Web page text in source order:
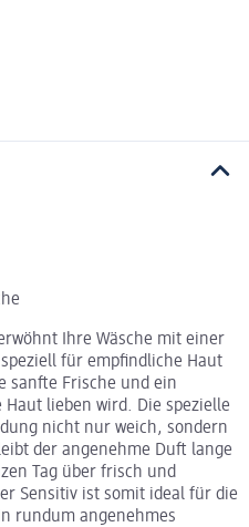
Ihre Wäsche mit einer
für empfindliche Haut
sanfte Frische und ein
lieben wird. Die spezielle
nicht nur weich, sondern
der angenehme Duft lange
Tag über frisch und
Sensitiv ist somit ideal für die
rundum angenehmes